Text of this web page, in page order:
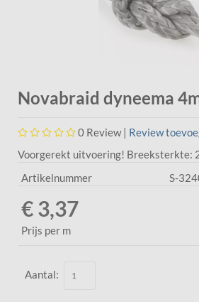
Novabraid dyneema
0 Review | Review
Voorgerekt uitvoering! Breeksterkte:
Artikelnummer
S-
€ 3,37
Prijs per m
Aantal: